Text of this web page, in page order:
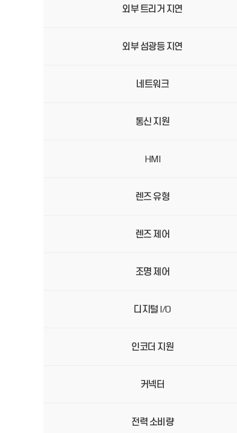
외부 트리거 지연
외부 섬광등 지연
네트워크
통신 지원
HMI
렌즈 유형
렌즈 제어
조명 제어
디지털 I/O
인코더 지원
커넥터
전력 소비량